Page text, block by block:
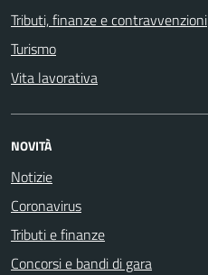
Tributi, finanze e contravvenzioni
Turismo
Vita lavorativa
NOVITÀ
Notizie
Coronavirus
Tributi e finanze
Concorsi e bandi di gara